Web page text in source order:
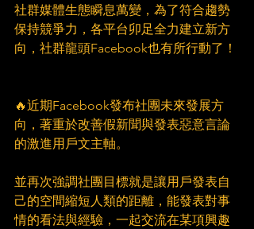
社群媒體生態瞬息萬變，為了符合趨勢
保持競爭力，各平台卯足全力建立新方
向，社群龍頭Facebook也有所行動了！
🔥近期Facebook發布社團未來發展方
向，著重於改善假新聞與發表惡意言論
的激進用戶文主軸。
並再次強調社團目標就是讓用戶發表自
己的空間縮短人類的距離，能發表對事
情的看法與經驗，一起交流在某項興趣